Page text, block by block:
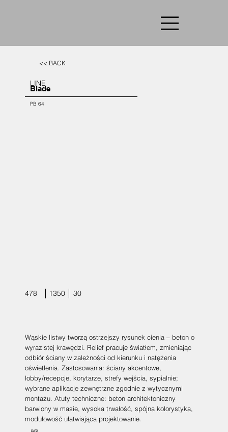
<< BACK
LINE
Blade
PB 64
478 1350 30
Wąskie listwy tworzą ostrzejszy rysunek cienia – beton o
wyrazistej krawędzi. Relief pracuje światłem, zmieniając
odbiór ściany w zależności od kierunku i natężenia
oświetlenia. Zastosowania: ściany akcentowe,
lobby/recepcje, korytarze, strefy wejścia, sypialnie;
wybrane aplikacje zewnętrzne zgodnie z wytycznymi
montażu. Atuty techniczne: beton architektoniczny
barwiony w masie, wysoka trwałość, spójna kolorystyka,
modułowość ułatwiająca projektowanie.